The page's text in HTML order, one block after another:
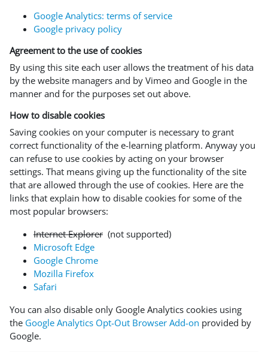
Google Analytics: terms of service
Google privacy policy
Agreement to the use of cookies
By using this site each user allows the treatment of his data
by the website managers and by Vimeo and Google in the
manner and for the purposes set out above.
How to disable cookies
Saving cookies on your computer is necessary to grant
correct functionality of the e-learning platform. Anyway you
can refuse to use cookies by acting on your browser
settings. That means giving up the functionality of the site
that are allowed through the use of cookies. Here are the
links that explain how to disable cookies for some of the
most popular browsers:
Internet Explorer (not supported)
Microsoft Edge
Google Chrome
Mozilla Firefox
Safari
You can also disable only Google Analytics cookies using
the Google Analytics Opt-Out Browser Add-on provided by
Google.